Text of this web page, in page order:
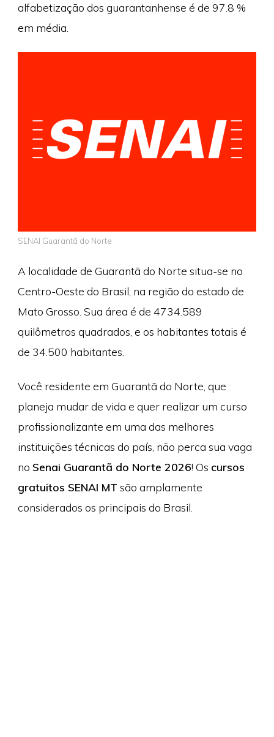
alfabetização dos guarantanhense é de 97.8 %
em média.
SENAI Guarantã do Norte
A localidade de Guarantã do Norte situa-se no
Centro-Oeste do Brasil, na região do estado de
Mato Grosso. Sua área é de 4734.589
quilômetros quadrados, e os habitantes totais é
de 34.500 habitantes.
Você residente em Guarantã do Norte, que
planeja mudar de vida e quer realizar um curso
profissionalizante em uma das melhores
instituições técnicas do país, não perca sua vaga
no Senai Guarantã do Norte 2026! Os cursos
gratuitos SENAI MT são amplamente
considerados os principais do Brasil.